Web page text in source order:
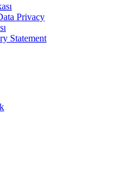
Privacy
Statement